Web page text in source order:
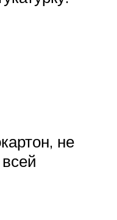
не